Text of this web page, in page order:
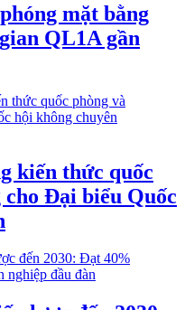
mặt bằng
QL1A gần
kiến thức quốc
Đại biểu Quốc